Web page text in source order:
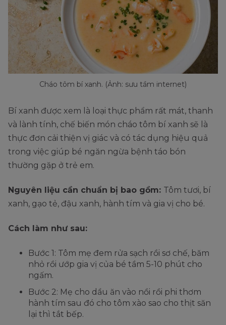
Cháo tôm bí xanh. (Ảnh: sưu tầm internet)
Bí xanh được xem là loại thực phẩm rất mát, thanh
và lành tính, chế biến món cháo tôm bí xanh sẽ là
thực đơn cải thiện vị giác và có tác dụng hiệu quả
trong việc giúp bé ngăn ngừa bệnh táo bón
thường gặp ở trẻ em.
Nguyên liệu cần chuẩn bị bao gồm: Tôm tươi, bí
xanh, gạo tẻ, đậu xanh, hành tím và gia vị cho bé.
Cách làm như sau:
Bước 1: Tôm mẹ đem rửa sạch rồi sơ chế, băm
nhỏ rồi ướp gia vị của bé tầm 5-10 phút cho
ngấm.
Bước 2: Mẹ cho dầu ăn vào nồi rồi phi thơm
hành tím sau đó cho tôm xào sao cho thịt săn
lại thì tắt bếp.